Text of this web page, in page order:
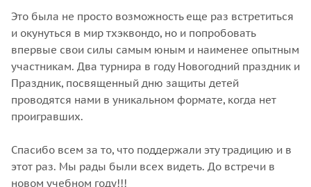
Это была не просто возможность еще раз встретиться
и окунуться в мир тхэквондо, но и попробовать
впервые свои силы самым юным и наименее опытным
участникам. Два турнира в году Новогодний праздник и
Праздник, посвященный дню защиты детей
проводятся нами в уникальном формате, когда нет
проигравших.
Спасибо всем за то, что поддержали эту традицию и в
этот раз. Мы рады были всех видеть. До встречи в
новом учебном году!!!